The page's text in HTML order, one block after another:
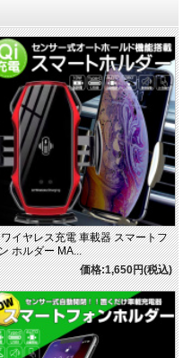
イヤレス充電 車載器 スマートフ
ホルダー MA...
価格:1,650円(税込)